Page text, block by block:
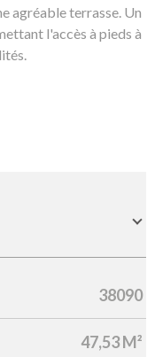
agréable terrasse. Un
l'accès à pieds à
38090
47,53 M²